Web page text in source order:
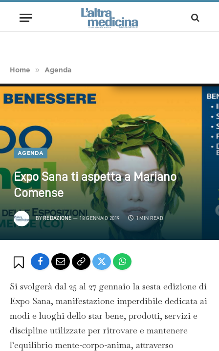
Home » Agenda
AGENDA
Expo Sana ti aspetta a Mariano
Comense
BY REDAZIONE 18 GENNAIO 2019 1 MIN READ
Si svolgerà dal 25 al 27 gennaio la sesta edizione di
Expo Sana, manifestazione imperdibile dedicata ai
modi e luoghi dello star bene, prodotti, servizi e
discipline utilizzate per ritrovare e mantenere
l’equilibrio mente-corpo-anima, attraverso